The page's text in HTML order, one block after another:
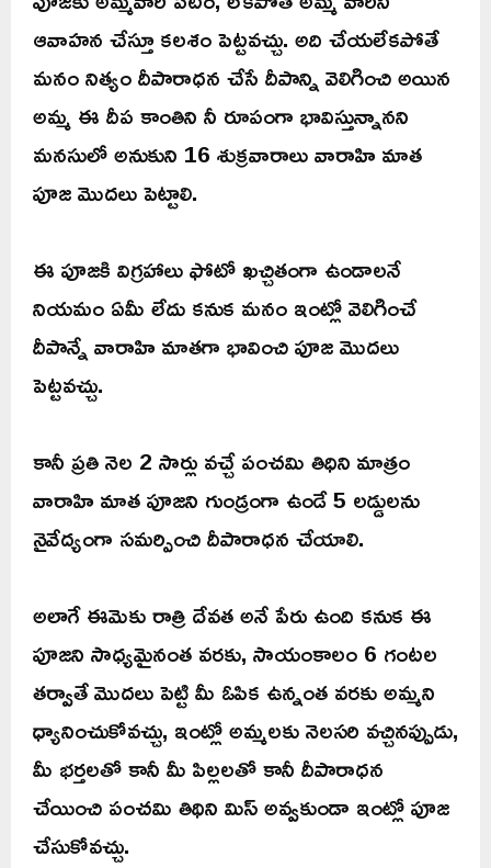
ఆవాహన చేస్తూ కలశం పెట్టవచ్చు. అది చేయలేకపోతే
మనం నిత్యం దీపారాధన చేసే దీపాన్ని వెలిగించి అయిన
అమ్మ ఈ దీప కాంతిని నీ రూపంగా భావిస్తున్నానని
మనసులో అనుకుని 16 శుక్రవారాలు వారాహి మాత
పూజ మొదలు పెట్టాలి.
ఈ పూజకి విగ్రహాలు ఫోటో ఖచ్చితంగా ఉండాలనే
నియమం ఏమీ లేదు కనుక మనం ఇంట్లో వెలిగించే
దీపాన్నే వారాహి మాతగా భావించి పూజ మొదలు
పెట్టవచ్చు.
కానీ ప్రతి నెల 2 సార్లు వచ్చే పంచమి తిధిని మాత్రం
వారాహి మాత పూజని గుండ్రంగా ఉండే 5 లడ్డులను
నైవేద్యంగా సమర్పించి దీపారాధన చేయాలి.
అలాగే ఈమెకు రాత్రి దేవత అనే పేరు ఉంది కనుక ఈ
పూజని సాధ్యమైనంత వరకు, సాయంకాలం 6 గంటల
తర్వాతే మొదలు పెట్టి మీ ఓపిక ఉన్నంత వరకు అమ్మని
ధ్యానించుకోవచ్చు, ఇంట్లో అమ్మలకు నెలసరి వచ్చినప్పుడు,
మీ భర్తలతో కానీ మీ పిల్లలతో కానీ దీపారాధన
చేయించి పంచమి తిథిని మిస్ అవ్వకుండా ఇంట్లో పూజ
చేసుకోవచ్చు.